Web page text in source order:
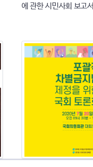
에 관한 시민사회 보고서